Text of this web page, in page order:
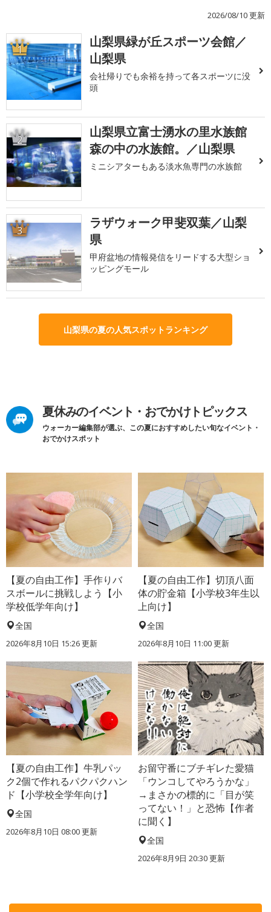
2026/08/10 更新
1
山梨県緑が丘スポーツ会館／
山梨県
会社帰りでも余裕を持って各スポーツに没
頭
2
山梨県立富士湧水の里水族館
森の中の水族館。／山梨県
ミニシアターもある淡水魚専門の水族館
3
ラザウォーク甲斐双葉／山梨
県
甲府盆地の情報発信をリードする大型ショ
ッピングモール
山梨県の夏の人気スポットランキング
夏休みのイベント・おでかけトピックス
ウォーカー編集部が選ぶ、この夏におすすめしたい旬なイベント・
おでかけスポット
【夏の自由工作】手作りバ
スボールに挑戦しよう【小
学校低学年向け】
全国
2026年8月10日 15:26更新
【夏の自由工作】切頂八面
体の貯金箱【小学校3年生以
上向け】
全国
2026年8月10日 11:00更新
【夏の自由工作】牛乳パッ
ク2個で作れるパクパクハン
ド【小学校全学年向け】
全国
2026年8月10日 08:00更新
お留守番にブチギレた愛猫
「ウンコしてやろうかな」
→まさかの標的に「目が笑
ってない！」と恐怖【作者
に聞く】
全国
2026年8月9日 20:30更新